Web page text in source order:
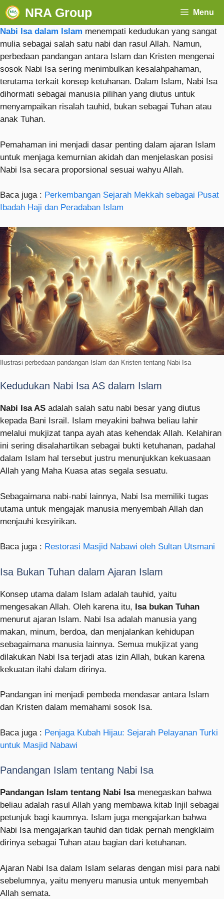
NRA Group Menu
Nabi Isa dalam Islam menempati kedudukan yang sangat
mulia sebagai salah satu nabi dan rasul Allah. Namun,
perbedaan pandangan antara Islam dan Kristen mengenai
sosok Nabi Isa sering menimbulkan kesalahpahaman,
terutama terkait konsep ketuhanan. Dalam Islam, Nabi Isa
dihormati sebagai manusia pilihan yang diutus untuk
menyampaikan risalah tauhid, bukan sebagai Tuhan atau
anak Tuhan.
Pemahaman ini menjadi dasar penting dalam ajaran Islam
untuk menjaga kemurnian akidah dan menjelaskan posisi
Nabi Isa secara proporsional sesuai wahyu Allah.
Baca juga : Perkembangan Sejarah Mekkah sebagai Pusat
Ibadah Haji dan Peradaban Islam
Ilustrasi perbedaan pandangan Islam dan Kristen tentang Nabi Isa
Kedudukan Nabi Isa AS dalam Islam
Nabi Isa AS adalah salah satu nabi besar yang diutus
kepada Bani Israil. Islam meyakini bahwa beliau lahir
melalui mukjizat tanpa ayah atas kehendak Allah. Kelahiran
ini sering disalahartikan sebagai bukti ketuhanan, padahal
dalam Islam hal tersebut justru menunjukkan kekuasaan
Allah yang Maha Kuasa atas segala sesuatu.
Sebagaimana nabi-nabi lainnya, Nabi Isa memiliki tugas
utama untuk mengajak manusia menyembah Allah dan
menjauhi kesyirikan.
Baca juga : Restorasi Masjid Nabawi oleh Sultan Utsmani
Isa Bukan Tuhan dalam Ajaran Islam
Konsep utama dalam Islam adalah tauhid, yaitu
mengesakan Allah. Oleh karena itu, Isa bukan Tuhan
menurut ajaran Islam. Nabi Isa adalah manusia yang
makan, minum, berdoa, dan menjalankan kehidupan
sebagaimana manusia lainnya. Semua mukjizat yang
dilakukan Nabi Isa terjadi atas izin Allah, bukan karena
kekuatan ilahi dalam dirinya.
Pandangan ini menjadi pembeda mendasar antara Islam
dan Kristen dalam memahami sosok Isa.
Baca juga : Penjaga Kubah Hijau: Sejarah Pelayanan Turki
untuk Masjid Nabawi
Pandangan Islam tentang Nabi Isa
Pandangan Islam tentang Nabi Isamenegaskan bahwa
beliau adalah rasul Allah yang membawa kitab Injil sebagai
petunjuk bagi kaumnya. Islam juga mengajarkan bahwa
Nabi Isa mengajarkan tauhid dan tidak pernah mengklaim
dirinya sebagai Tuhan atau bagian dari ketuhanan.
Ajaran Nabi Isa dalam Islam selaras dengan misi para nabi
sebelumnya, yaitu menyeru manusia untuk menyembah
Allah semata.